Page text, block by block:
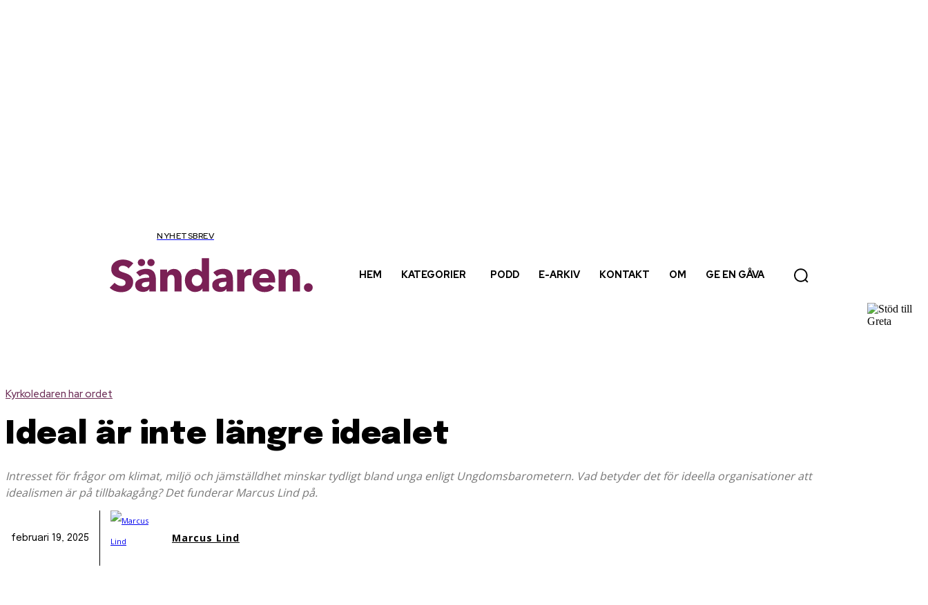
NYHETSBREV
HEM KATEGORIER PODD E-ARKIV KONTAKT OM GE EN GÅVA
Kyrkoledaren har ordet
Ideal är inte längre idealet
Intresset för frågor om klimat, miljö och jämställdhet minskar tydligt bland unga enligt Ungdomsbarometern. Vad betyder det för ideella organisationer att
idealismen är på tillbakagång? Det funderar Marcus Lind på.
februari 19, 2025 Marcus Lind